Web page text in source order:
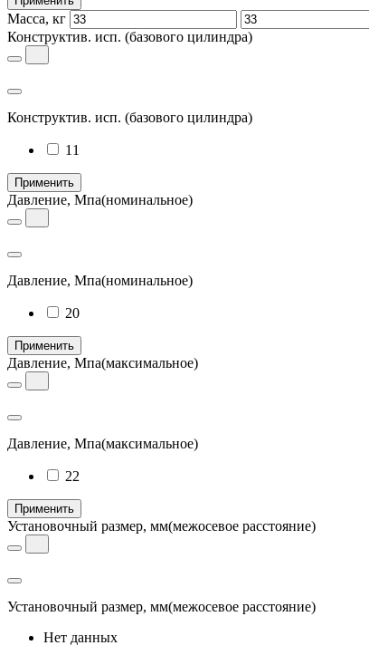
Масса, кг
Конструктив. исп. (базового цилиндра)
Конструктив. исп. (базового цилиндра)
11
Применить
Давление, Мпа(номинальное)
Давление, Мпа(номинальное)
20
Применить
Давление, Мпа(максимальное)
Давление, Мпа(максимальное)
22
Применить
Установочный размер, мм(межосевое расстояние)
Установочный размер, мм(межосевое расстояние)
Нет данных